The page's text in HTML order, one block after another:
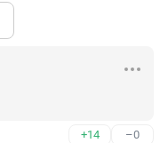
+14 –0